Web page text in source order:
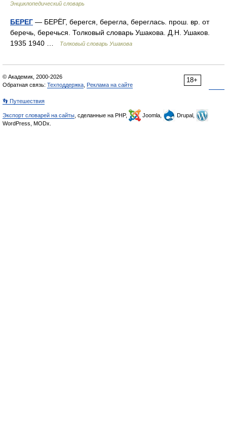
Энциклопедический словарь
БЕРЕГ — БЕРЁГ, берегся, берегла, береглась. прош. вр. от
беречь, беречься. Толковый словарь Ушакова. Д.Н. Ушаков.
1935 1940 …
Толковый словарь Ушакова
18+
© Академик, 2000-2026
Обратная связь: Техподдержка Реклама на сайте
👣 Путешествия
Экспорт словарей на сайты , сделанные на PHP, Joomla,
Drupal,
WordPress, MODx.